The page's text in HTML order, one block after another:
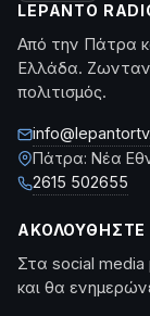
LEPANTO
Από την Πάτρα
Ελλάδα.
πολιτισμός.
Πάτρα: Νέα
2615 502655
Στα social media
και θα